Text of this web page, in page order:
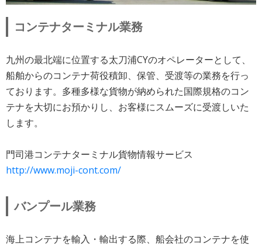
コンテナターミナル業務
九州の最北端に位置する太刀浦CYのオペレーターとして、
船舶からのコンテナ荷役積卸、保管、受渡等の業務を行っ
ております。多種多様な貨物が納められた国際規格のコン
テナを大切にお預かりし、お客様にスムーズに受渡しいた
します。
門司港コンテナターミナル貨物情報サービス
http://www.moji-cont.com/
バンプール業務
海上コンテナを輸入・輸出する際、船会社のコンテナを使